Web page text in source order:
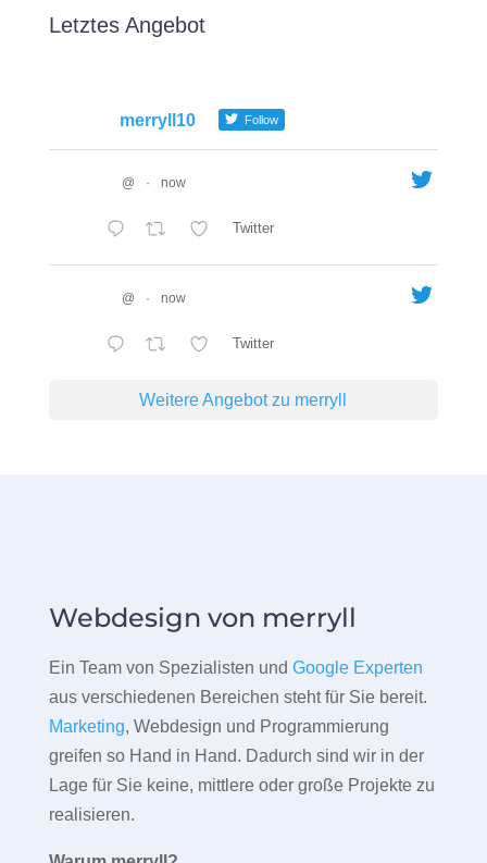
Letztes Angebot
merryll10 Follow
@ · now
Twitter
@ · now
Twitter
Weitere Angebot zu merryll
Webdesign von merryll
Ein Team von Spezialisten und Google Experten
aus verschiedenen Bereichen steht für Sie bereit.
Marketing, Webdesign und Programmierung
greifen so Hand in Hand. Dadurch sind wir in der
Lage für Sie keine, mittlere oder große Projekte zu
realisieren.